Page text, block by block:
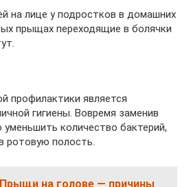
на лице у подростков в домашних
прыщах переходящие в болячки
профилактики является
гигиены. Вовремя заменив
количество бактерий,
ротовую полость.
Прыщи на голове — причины